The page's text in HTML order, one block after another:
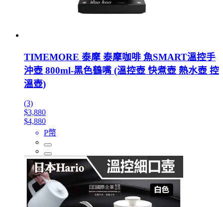
TIMEMORE 泰摩 泰摩咖啡 魚SMART溫控手
沖壺 800ml-黑色鶴嘴 (溫控壺 快煮壺 熱水壺 控
溫壺)
(3)
$3,880
$4,880
P幣